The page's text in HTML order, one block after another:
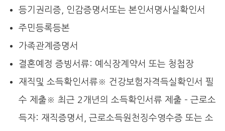
등기권리증, 인감증명서또는 본인서명사실확인서
주민등록등본
가족관계증명서
결혼예정 증빙서류: 예식장계약서 또는 청첩장
재직및 소득확인서류※ 건강보험자격득실확인서 필
수 제출※ 최근 2개년의 소득확인서류 제출 – 근로소
득자: 재직증명서, 근로소득원천징수영수증 또는 소